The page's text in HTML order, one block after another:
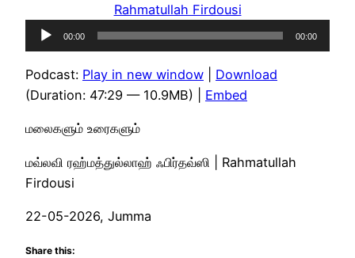
Rahmatullah Firdousi
Audio
Player
00:00 00:00
Podcast: Play in new window
Download
(Duration: 47:29 — 10.9MB) | Embed
மலைகளும் உரைகளும்
மவ்லவி ரஹ்மத்துல்லாஹ் ஃபிர்தவ்ஸி | Rahmatullah
Firdousi
22-05-2026, Jumma
Share this: